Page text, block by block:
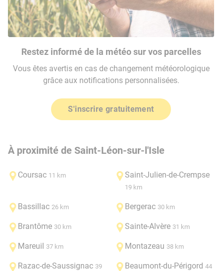
Restez informé de la météo sur vos parcelles
Vous êtes avertis en cas de changement météorologique
grâce aux notifications personnalisées.
S'inscrire gratuitement
À proximité de Saint-Léon-sur-l'Isle
Coursac 11 km Saint-Julien-de-Crempse
19 km
Bassillac 26 km Bergerac 30 km
Brantôme 30 km Sainte-Alvère 31 km
Mareuil 37 km Montazeau 38 km
Razac-de-Saussignac 39
Beaumont-du-Périgord 44